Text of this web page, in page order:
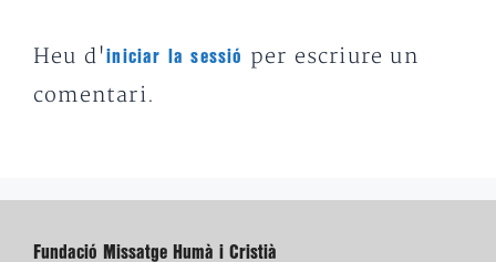
Heu d'iniciar la sessió
per escriure un
comentari.
Fundació Missatge Humà i Cristià